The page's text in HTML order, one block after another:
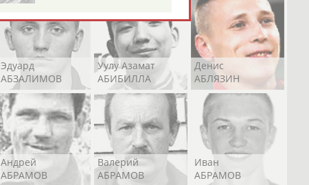
Эдуард
АБЗАЛИМОВ
Уулу Азамат
АБИБИЛЛА
Денис
АБЛЯЗИН
Андрей
АБРАМОВ
Валерий
АБРАМОВ
Иван
АБРАМОВ